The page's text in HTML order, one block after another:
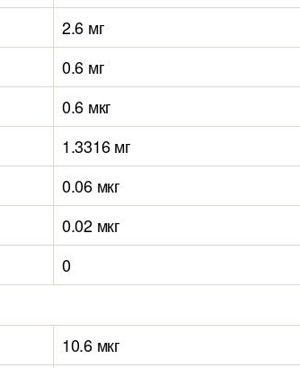
2.6 мг
0.6 мг
0.6 мкг
1.3316 мг
0.06 мкг
0.02 мкг
0
10.6 мкг